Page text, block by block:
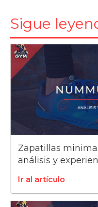
Sigue
Zapatillas
análisis y
Ir al artículo